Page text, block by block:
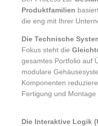
Produktfamilien
die eng mit Ihrer
Die Technische
Fokus steht die
gesamtes Portfolio auf
modulare
Komponenten
Fertigung und Montage
Die Interaktive Logik